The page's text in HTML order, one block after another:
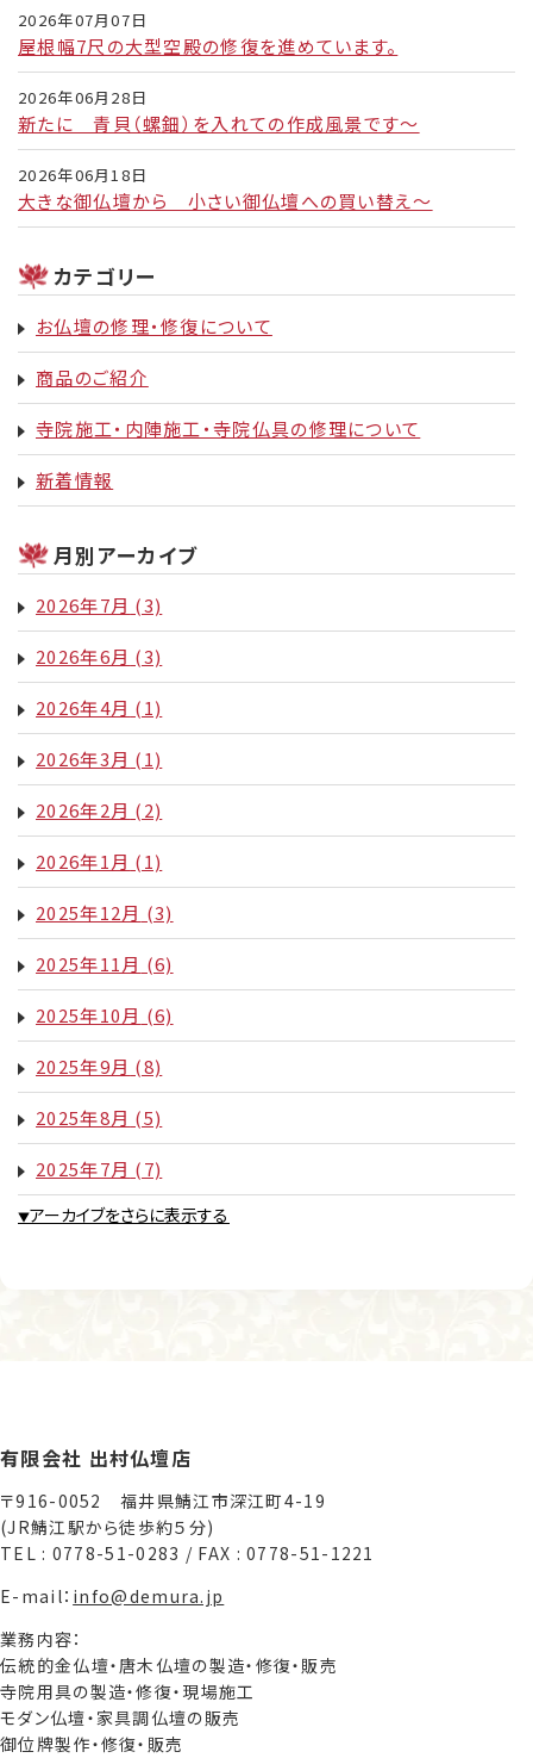
2026年07月07日
屋根幅7尺の大型空殿の修復を進めています。
2026年06月28日
新たに 青貝（螺鈿）を入れての作成風景です～
2026年06月18日
大きな御仏壇から 小さい御仏壇への買い替え～
カテゴリー
お仏壇の修理・修復について
商品のご紹介
寺院施工・内陣施工・寺院仏具の修理について
新着情報
月別アーカイブ
2026年7月 (3)
2026年6月 (3)
2026年4月 (1)
2026年3月 (1)
2026年2月 (2)
2026年1月 (1)
2025年12月 (3)
2025年11月 (6)
2025年10月 (6)
2025年9月 (8)
2025年8月 (5)
2025年7月 (7)
▼アーカイブをさらに表示する
有限会社 出村仏壇店
〒916-0052 福井県鯖江市深江町4-19
(JR鯖江駅から徒歩約５分)
TEL : 0778-51-0283 / FAX : 0778-51-1221
E-mail： info@demura.jp
業務内容：
伝統的金仏壇・唐木仏壇の製造・修復・販売
寺院用具の製造・修復・現場施工
モダン仏壇・家具調仏壇の販売
御位牌製作・修復・販売